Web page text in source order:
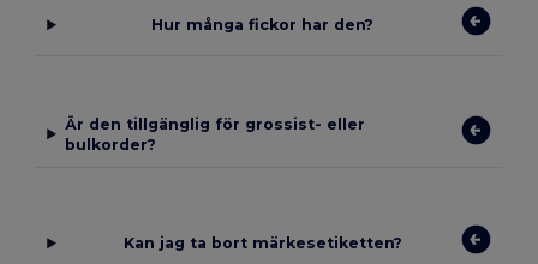
Hur många fickor har den?
Är den tillgänglig för grossist- eller
bulkorder?
Kan jag ta bort märkesetiketten?